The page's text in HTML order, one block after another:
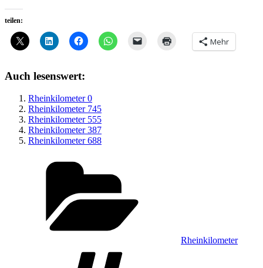
teilen:
Mehr
Auch lesenswert:
Rheinkilometer 0
Rheinkilometer 745
Rheinkilometer 555
Rheinkilometer 387
Rheinkilometer 688
Rheinkilometer